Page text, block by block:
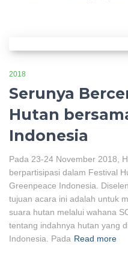
2018
Serunya
Hutan
Indonesia
Pada 23-24 November 2018,
berpartisipasi dalam Festival
Greenpeace Indonesia.
tujuan acara ini adalah untuk
suara hutan melalui wahana
tentang indahnya hutan yang
Indonesia. Pada Read more